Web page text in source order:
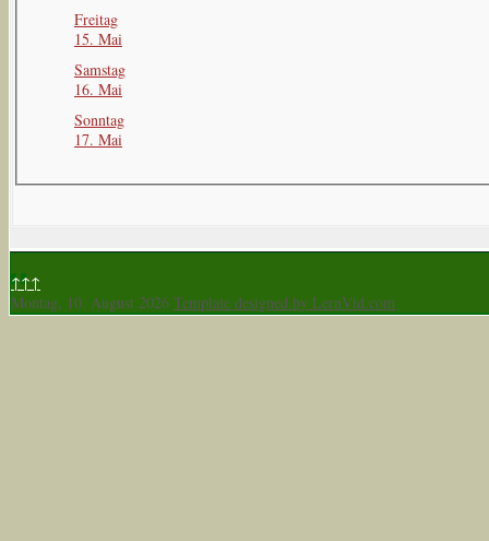
Freitag
15. Mai
Samstag
16. Mai
Sonntag
17. Mai
↑↑↑
Montag, 10. August 2026 Template designed by LernVid.com